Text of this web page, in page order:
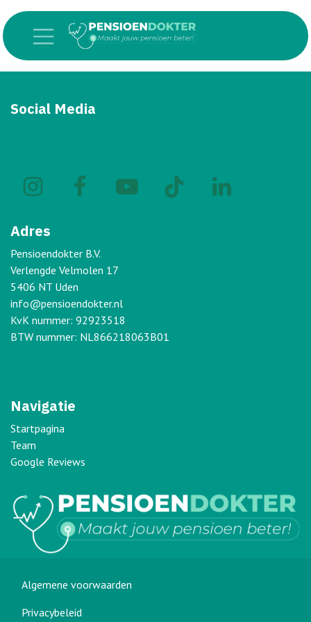
Overslaan naar inhoud
Social Media
Adres
Pensioendokter B.V.
Verlengde Velmolen 17
5406 NT Uden
info@pensioendokter.nl
KvK nummer: 92923518
BTW nummer: NL866218063B01
Navigatie
Startpagina
Team
Google Reviews
Algemene voorwaarden
Privacybeleid